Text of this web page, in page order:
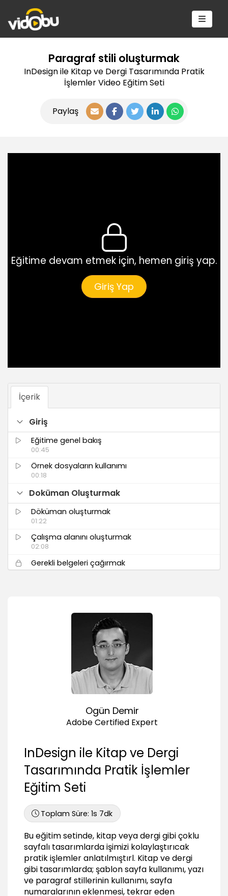
Paragraf stili oluşturmak
InDesign ile Kitap ve Dergi Tasarımında Pratik
İşlemler Video Eğitim Seti
Paylaş
Eğitime devam etmek için, hemen giriş yap.
Giriş Yap
İçerik
Giriş
Eğitime genel bakış
00:45
Örnek dosyaların kullanımı
00:18
Doküman Oluşturmak
Döküman oluşturmak
01:22
Çalışma alanını oluşturmak
02:08
Gerekli belgeleri çağırmak
11:03
Sayfa numarası eklemek
Master sayfa local overrides
Karakter Özellikleri ve Stilleri
Stiller üzerinde düzenleme işlemi
00:46
Paragraf Özellikleri ve Stilleri
Paragraf paneli
01:51
02:46
Paragraf stilleri üzerinde düzenleme işlemi
00:34
Yazıları kolonlara bölmek
00:49
Ogün Demir
Adobe Certified Expert
InDesign ile Kitap ve Dergi
Tasarımında Pratik İşlemler
Eğitim Seti
Toplam Süre:1s 7dk
Bu eğitim setinde, kitap veya dergi gibi çoklu
sayfalı tasarımlarda işimizi kolaylaştırıcak
pratik işlemler anlatılmıştırl. Kitap ve dergi
gibi tasarımlarda; şablon sayfa kullanımı, yazı
ve paragraf stillerinin kullanımı, sayfa
numaralarının eklenmesi, tekrar eden